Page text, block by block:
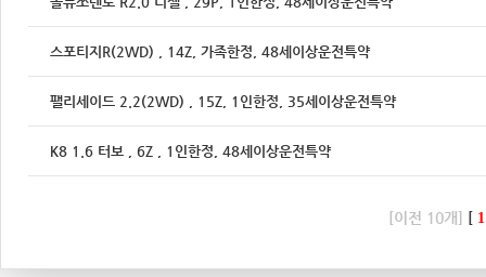
스포티지R(2WD) , 14Z, 가족한정, 48세이상운전특약
팰리세이드 2.2(2WD) , 15Z, 1인한정, 35세이상운전특약
K8 1.6 터보 , 6Z , 1인한정, 48세이상운전특약
[이전 10개] [